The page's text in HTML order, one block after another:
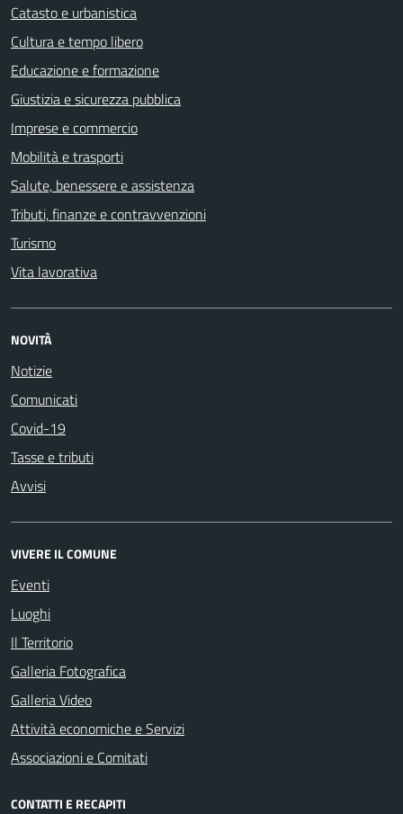
Catasto e urbanistica
Cultura e tempo libero
Educazione e formazione
Giustizia e sicurezza pubblica
Imprese e commercio
Mobilità e trasporti
Salute, benessere e assistenza
Tributi, finanze e contravvenzioni
Turismo
Vita lavorativa
NOVITÀ
Notizie
Comunicati
Covid-19
Tasse e tributi
Avvisi
VIVERE IL COMUNE
Eventi
Luoghi
Il Territorio
Galleria Fotografica
Galleria Video
Attività economiche e Servizi
Associazioni e Comitati
CONTATTI E RECAPITI